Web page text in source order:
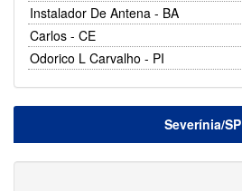
Instalador De Antena - BA
Carlos - CE
Odorico L Carvalho - PI
Severínia/SP